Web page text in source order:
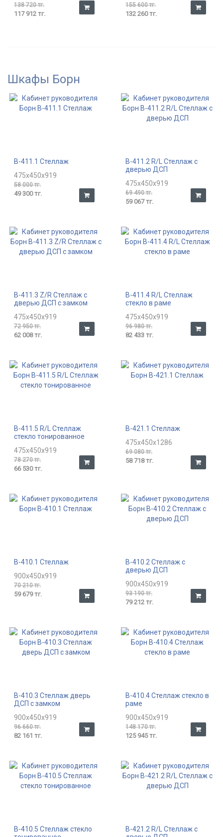
138 720 тг.
117 912 тг.
155 600 тг.
132 260 тг.
Шкафы Борн
В-411.1 Стеллаж
475x450x919
58 000 тг.
49 300 тг.
В-411.2 R/L Стеллаж с
дверью ДСП
475x450x919
69 490 тг.
59 067 тг.
В-411.3 Z/R Стеллаж с
дверью ДСП с замком
475x450x919
72 950 тг.
62 008 тг.
В-411.4 R/L Стеллаж
стекло в раме
475x450x919
96 980 тг.
82 433 тг.
В-411.5 R/L Стеллаж
стекло тонированное
475x450x919
78 270 тг.
66 530 тг.
В-421.1 Стеллаж
475x450x1286
69 080 тг.
58 718 тг.
В-410.1 Стеллаж
900x450x919
70 210 тг.
59 679 тг.
В-410.2 Стеллаж с
дверью ДСП
900x450x919
93 190 тг.
79 212 тг.
В-410.3 Стеллаж дверь
ДСП с замком
900x450x919
96 660 тг.
82 161 тг.
В-410.4 Стеллаж стекло в
раме
900x450x919
148 170 тг.
125 945 тг.
В-410.5 Стеллаж стекло
В-421.2 R/L Стеллаж с